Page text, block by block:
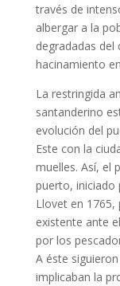
través de
albergar a la
degradadas
hacinamiento
La restringida
santanderino
evolución del
Este con la
muelles. Así, el
puerto, iniciado
Llovet en 1765,
existente ante
por los
A éste
implicaban la